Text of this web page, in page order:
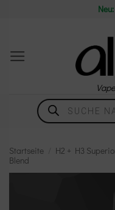
Products
search
Startseite H2 + H3
Blend